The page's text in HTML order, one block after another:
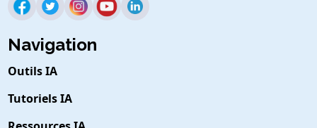
Navigation
Outils IA
Tutoriels IA